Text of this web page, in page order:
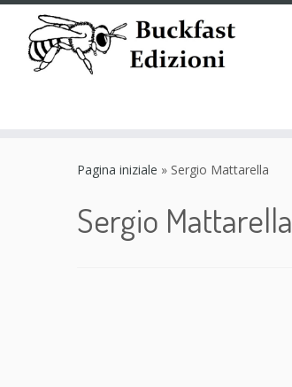
Pagina iniziale » Sergio Mattarella
Sergio Mattarella